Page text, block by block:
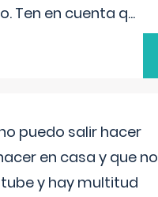
Ten en cuenta q...
puedo salir hacer
en casa y que no
y hay multitud